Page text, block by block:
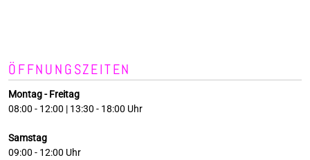
ÖFFNUNGSZEITEN
Montag - Freitag
08:00 - 12:00 | 13:30 - 18:00 Uhr
Samstag
09:00 - 12:00 Uhr